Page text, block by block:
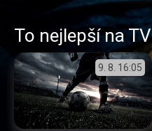
To nejlepší na
9. 8. 16:05